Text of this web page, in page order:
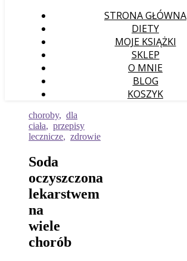
STRONA GŁÓWNA
DIETY
MOJE KSIĄŻKI
SKLEP
O MNIE
BLOG
KOSZYK
choroby, dla
ciała, przepisy
lecznicze, zdrowie
Soda
oczyszczona
lekarstwem
na
wiele
chorób